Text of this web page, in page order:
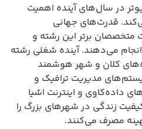
در سال‌های آینده اهمیت
قدرت‌های جهانی
متخصصان برتر این رشته و
می‌دهند. آینده شغلی رشته
کلان و شهر هوشمند
مدیریت ترافیک و
داده‌کاوی و اینترنت اشیا
زندگی در شهرهای بزرگ را
مصرف می‌کنند.